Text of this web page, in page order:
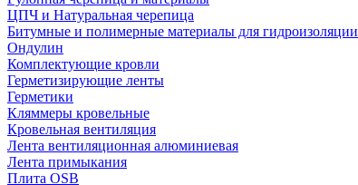
ЦПЧ и Натуральная черепица
Битумные и полимерные материалы для гидроизоляции
Ондулин
Комплектующие кровли
Герметизирующие ленты
Герметики
Кляммеры кровельные
Кровельная вентиляция
Лента вентиляционная алюминиевая
Лента примыкания
Плита OSB